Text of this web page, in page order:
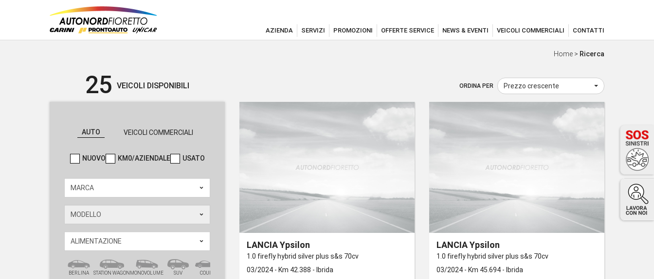
AZIENDA SERVIZI PROMOZIONI OFFERTE SERVICE NEWS & EVENTI VEICOLI COMMERCIALI CONTATTI
Home > Ricerca
25 VEICOLI DISPONIBILI ORDINA PER Prezzo crescente
AUTO VEICOLI COMMERCIALI
NUOVO KM0/AZIENDALE USATO
BERLINA STATION WAGONMONOVOLUME SUV COUPÉ PICK UP
LANCIA Ypsilon
1.0 firefly hybrid silver plus s&s 70cv
03/2024 - Km 42.388 - Ibrida
LANCIA Ypsilon
1.0 firefly hybrid silver plus s&s 70cv
03/2024 - Km 45.694 - Ibrida